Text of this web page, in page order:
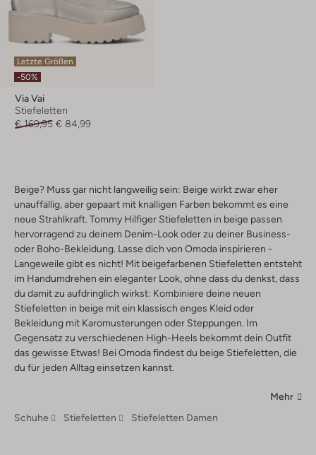
Letzte Größen
-50%
Via Vai
Stiefeletten
€ 169,95 € 84,99
Beige? Muss gar nicht langweilig sein: Beige wirkt zwar eher
unauffällig, aber gepaart mit knalligen Farben bekommt es eine
neue Strahlkraft. Tommy Hilfiger Stiefeletten in beige passen
hervorragend zu deinem Denim-Look oder zu deiner Business-
oder Boho-Bekleidung. Lasse dich von Omoda inspirieren -
Langeweile gibt es nicht! Mit beigefarbenen Stiefeletten entsteht
im Handumdrehen ein eleganter Look, ohne dass du denkst, dass
du damit zu aufdringlich wirkst: Kombiniere deine neuen
Stiefeletten in beige mit ein klassisch enges Kleid oder
Bekleidung mit Karomusterungen oder Steppungen. Im
Gegensatz zu verschiedenen High-Heels bekommt dein Outfit
das gewisse Etwas! Bei Omoda findest du beige Stiefeletten, die
du für jeden Alltag einsetzen kannst.
Mehr
Schuhe
Stiefeletten Stiefeletten Damen